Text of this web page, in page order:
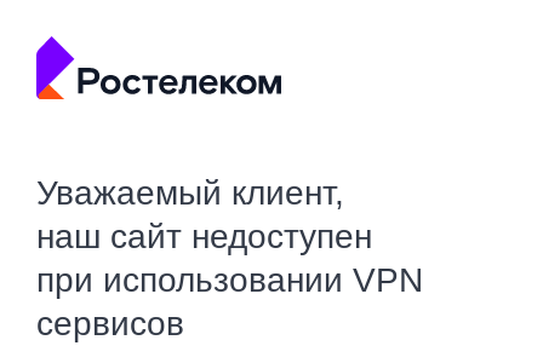
Уважаемый клиент,
наш сайт недоступен
при использовании VPN
сервисов